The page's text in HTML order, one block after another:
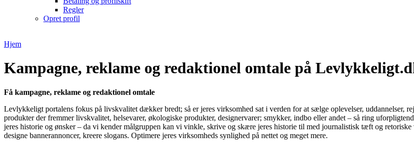
Regler
Opret profil
Hjem
Kampagne, reklame og redaktionel omtale på
Få kampagne, reklame og redaktionel omtale
Levlykkeligt portalens fokus på livskvalitet dækker bredt; så er jeres virksomhed sat i verden for at sælge oplevelser, uddannelser,
produkter der fremmer livskvalitet, helsevarer, økologiske produkter, designervarer; smykker, indbo eller andet – så ring
jeres historie og ønsker – da vi kender målgruppen kan vi vinkle, skrive og skære jeres historie til med journalistisk tæft og
designe bannerannoncer, kreere slogans. Optimere jeres virksomheds synlighed på nettet og meget mere.